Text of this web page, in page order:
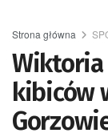
Strona główna
Wiktoria
kibiców